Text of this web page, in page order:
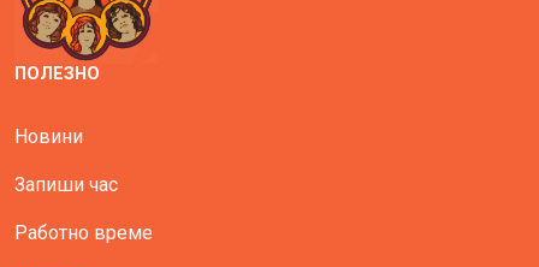
ПОЛЕЗНО
Новини
Запиши час
Работно време